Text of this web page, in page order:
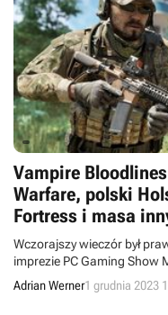
Vampire
Warfare, polski
Fortress i masa
Most Wanted
Wczorajszy wieczór był
imprezie PC Gaming Show
takich gier jak Wild
Bloodlines 2, Gray Zone
Adrian Werner1 grudnia 2023